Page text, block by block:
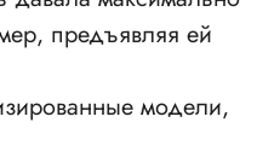
предъявляя ей
модели,